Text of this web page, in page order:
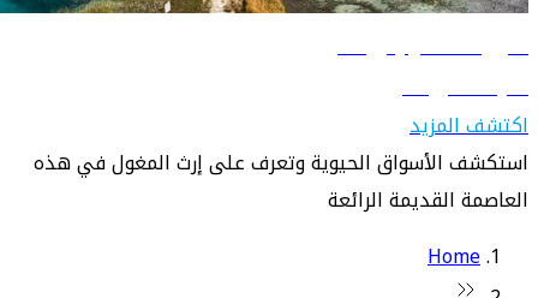
دليل السفر إلى كابول
تعرّف على كابول
اكتشف المزيد
استكشف الأسواق الحيوية وتعرف على إرث المغول في هذه
العاصمة القديمة الرائعة
Home